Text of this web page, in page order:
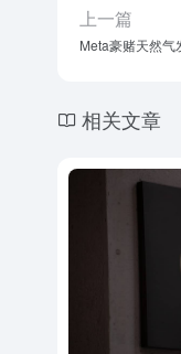
上一篇
Meta豪赌天然
相关文章